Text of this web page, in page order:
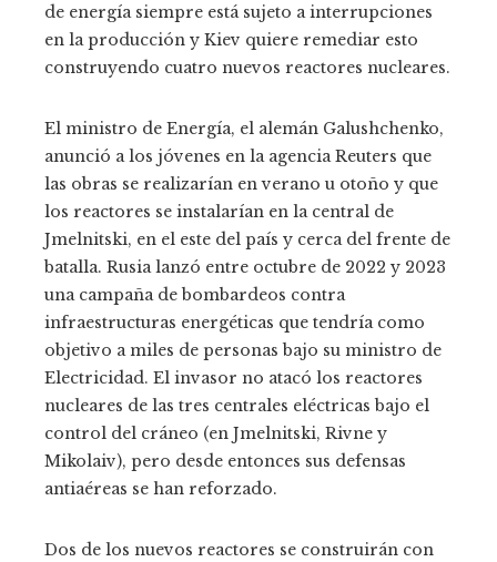
de energía siempre está sujeto a interrupciones
en la producción y Kiev quiere remediar esto
construyendo cuatro nuevos reactores nucleares.
El ministro de Energía, el alemán Galushchenko,
anunció a los jóvenes en la agencia Reuters que
las obras se realizarían en verano u otoño y que
los reactores se instalarían en la central de
Jmelnitski, en el este del país y cerca del frente de
batalla. Rusia lanzó entre octubre de 2022 y 2023
una campaña de bombardeos contra
infraestructuras energéticas que tendría como
objetivo a miles de personas bajo su ministro de
Electricidad. El invasor no atacó los reactores
nucleares de las tres centrales eléctricas bajo el
control del cráneo (en Jmelnitski, Rivne y
Mikolaiv), pero desde entonces sus defensas
antiaéreas se han reforzado.
Dos de los nuevos reactores se construirán con